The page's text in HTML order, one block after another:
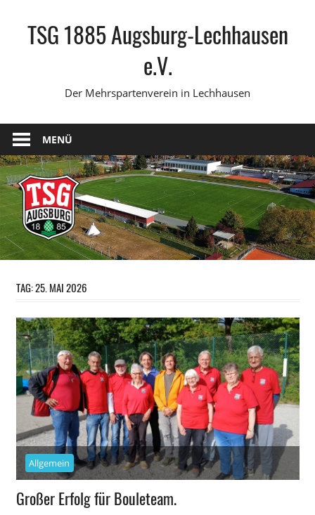
springenTSG 1885 Augsburg-Lechhausen
e.V.
Der Mehrspartenverein in Lechhausen
MENÜ
TAG:25. MAI 2026
Allgemein
Großer Erfolg für Bouleteam.